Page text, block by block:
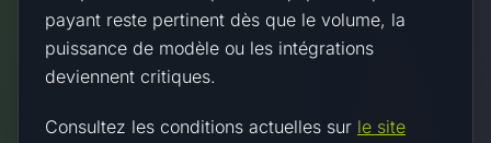
payant reste pertinent dès que le volume, la
puissance de modèle ou les intégrations
deviennent critiques.
Consultez les conditions actuelles sur le site